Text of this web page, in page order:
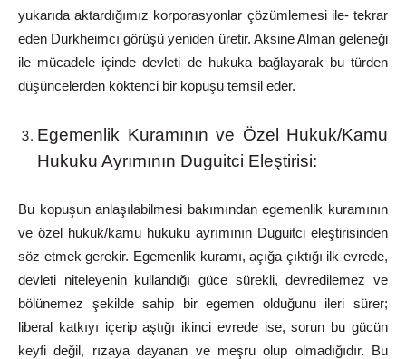
yukarıda aktardığımız korporasyonlar çözümlemesi ile- tekrar
eden Durkheimcı görüşü yeniden üretir. AksineAlman geleneği
ile mücadele içinde devleti de hukuka bağlayarak bu türden
düşüncelerden köktenci bir kopuşu temsil eder.
Egemenlik Kuramının ve Özel
Hukuk/Kamu
Hukuku Ayrımının Duguitci Eleştirisi:
Bu kopuşun anlaşılabilmesi bakımından egemenlik kuramının
ve özel hukuk/kamu hukuku ayrımının Duguitci eleştirisinden
söz etmek gerekir. Egemenlik kuramı, açığa çıktığı ilk evrede,
devleti niteleyenin kullandığı güce sürekli, devredilemez ve
bölünemez
şekilde sahip bir egemen olduğunu ileri sürer;
liberal katkıyı içerip aştığı ikinci evrede ise, sorun bu gücün
keyfi değil, rızaya dayanan ve meşru olup olmadığıdır. Bu